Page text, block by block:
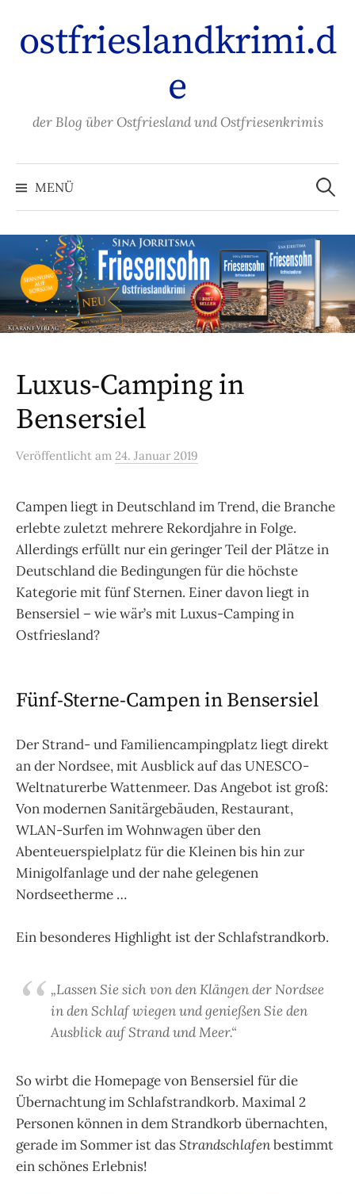
Inhalt
überspringen
ostfrieslandkrimi.d
e
der Blog über Ostfriesland und Ostfriesenkrimis
MENÜ
Suchen
nach:
Luxus-Camping in
Bensersiel
Veröffentlicht am 24. Januar 2019
Campen liegt in Deutschland im Trend, die Branche
erlebte zuletzt mehrere Rekordjahre in Folge.
Allerdings erfüllt nur ein geringer Teil der Plätze in
Deutschland die Bedingungen für die höchste
Kategorie mit fünf Sternen. Einer davon liegt in
Bensersiel – wie wär’s mit Luxus-Camping in
Ostfriesland?
Fünf-Sterne-Campen in Bensersiel
Der Strand- und Familiencampingplatz liegt direkt
an der Nordsee, mit Ausblick auf das UNESCO-
Weltnaturerbe Wattenmeer. Das Angebot ist groß:
Von modernen Sanitärgebäuden, Restaurant,
WLAN-Surfen im Wohnwagen über den
Abenteuerspielplatz für die Kleinen bis hin zur
Minigolfanlage und der nahe gelegenen
Nordseetherme …
Ein besonderes Highlight ist der Schlafstrandkorb.
„Lassen Sie sich von den Klängen der Nordsee
in den Schlaf wiegen und genießen Sie den
Ausblick auf Strand und Meer.“
So wirbt die Homepage von Bensersiel für die
Übernachtung im Schlafstrandkorb. Maximal 2
Personen können in dem Strandkorb übernachten,
gerade im Sommer ist dasStrandschlafenbestimmt
ein schönes Erlebnis!